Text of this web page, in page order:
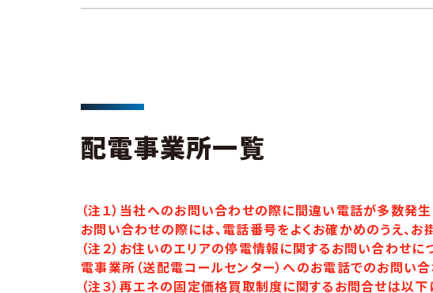
配電事業所一覧
（注１）当社へのお問い合わせの際に間違い電話が多数発生
お問い合わせの際には、電話番号をよくお確かめのうえ、お
（注２）お住いのエリアの停電情報に関するお問い合わせ
電事業所（送配電コールセンター）へのお電話でのお問い
（注３）再エネの固定価格買取制度に関するお問合せは以